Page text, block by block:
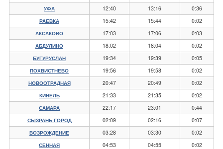
УФА 12:40 13:16 0:36
РАЕВКА 15:42 15:44 0:02
АКСАКОВО 17:03 17:06 0:03
АБДУЛИНО 18:02 18:04 0:02
БУГУРУСЛАН 19:34 19:39 0:05
ПОХВИСТНЕВО 19:56 19:58 0:02
НОВООТРАДНАЯ 20:47 20:49 0:02
КИНЕЛЬ 21:33 21:35 0:02
САМАРА 22:17 23:01 0:44
СЫЗРАНЬ ГОРОД 02:09 02:16 0:07
ВОЗРОЖДЕНИЕ 03:28 03:30 0:02
СЕННАЯ 04:53 04:55 0:02